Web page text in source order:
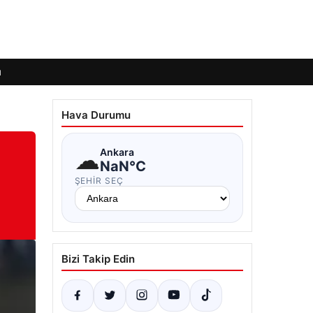
Hava Durumu
☁Ankara
NaN°C
ŞEHIR SEÇ
Bizi Takip Edin